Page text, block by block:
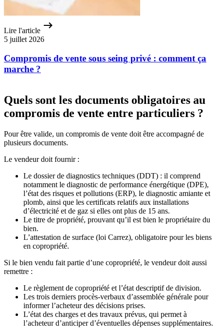
Lire l'article
5 juillet 2026
Compromis de vente sous seing privé : comment ça
marche ?
Quels sont les documents obligatoires au
compromis de vente entre particuliers ?
Pour être valide, un compromis de vente doit être accompagné de
plusieurs documents.
Le vendeur doit fournir :
Le dossier de diagnostics techniques (DDT) : il comprend
notamment le diagnostic de performance énergétique (DPE),
l’état des risques et pollutions (ERP), le diagnostic amiante et
plomb, ainsi que les certificats relatifs aux installations
d’électricité et de gaz si elles ont plus de 15 ans.
Le titre de propriété, prouvant qu’il est bien le propriétaire du
bien.
L’attestation de surface (loi Carrez), obligatoire pour les biens
en copropriété.
Si le bien vendu fait partie d’une copropriété, le vendeur doit aussi
remettre :
Le règlement de copropriété et l’état descriptif de division.
Les trois derniers procès-verbaux d’assemblée générale pour
informer l’acheteur des décisions prises.
L’état des charges et des travaux prévus, qui permet à
l’acheteur d’anticiper d’éventuelles dépenses supplémentaires.